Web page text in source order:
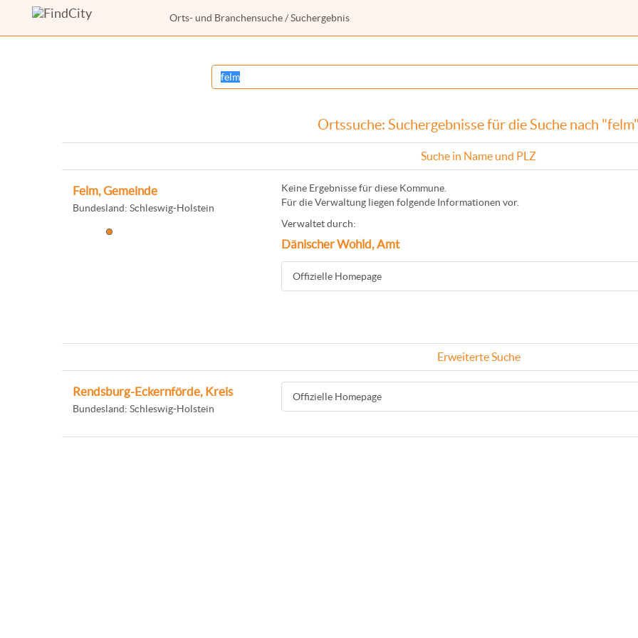
Orts- und Branchensuche / Suchergebnis
Ortssuche: Suchergebnisse für die Suche nach
Suche in Name und PLZ
Felm, Gemeinde
Bundesland: Schleswig-Holstein
Keine Ergebnisse für diese Kommune.
Für die Verwaltung liegen folgende Informationen vor.
Verwaltet durch:
Dänischer Wohld, Amt
Offizielle Homepage
Erweiterte Suche
Rendsburg-Eckernförde, Kreis
Bundesland: Schleswig-Holstein
Offizielle Homepage